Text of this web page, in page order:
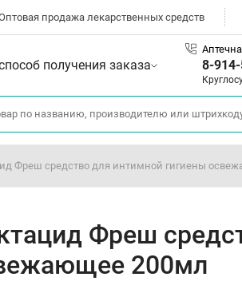
продажа лекарственных средств
получения заказа 8-
Фреш средство для интимной гигиены
Фреш
200мл